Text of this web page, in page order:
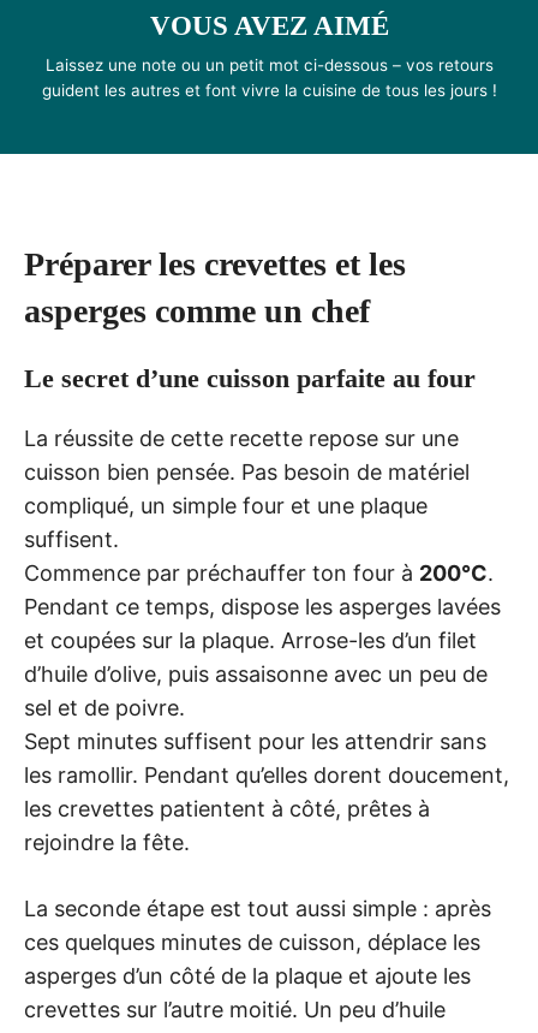
VOUS AVEZ AIMÉ
Laissez une note ou un petit mot ci-dessous – vos retours
guident les autres et font vivre la cuisine de tous les jours !
Préparer les crevettes et les
asperges comme un chef
Le secret d’une cuisson parfaite au four
La réussite de cette recette repose sur une
cuisson bien pensée. Pas besoin de matériel
compliqué, un simple four et une plaque
suffisent.
Commence par préchauffer ton four à 200°C.
Pendant ce temps, dispose les asperges lavées
et coupées sur la plaque. Arrose-les d’un filet
d’huile d’olive, puis assaisonne avec un peu de
sel et de poivre.
Sept minutes suffisent pour les attendrir sans
les ramollir. Pendant qu’elles dorent doucement,
les crevettes patientent à côté, prêtes à
rejoindre la fête.
La seconde étape est tout aussi simple : après
ces quelques minutes de cuisson, déplace les
asperges d’un côté de la plaque et ajoute les
crevettes sur l’autre moitié. Un peu d’huile